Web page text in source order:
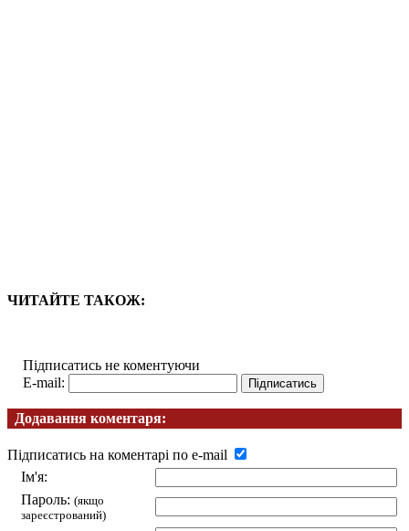
ЧИТАЙТЕ ТАКОЖ:
Підписатись не коментуючи
E-mail:
Додавання коментаря:
Підписатись на коментарі по e-mail
Ім'я:
Пароль: (якщо
зареєстрований)